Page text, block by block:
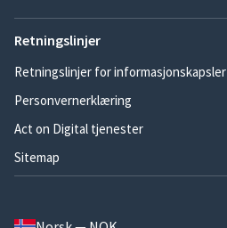
Retningslinjer
Retningslinjer for informasjonskapsler
Personvernerklæring
Act on Digital tjenester
Sitemap